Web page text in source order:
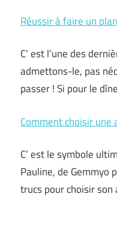
Réussir à faire un
C’ est l’une des
admettons-le, pas
passer ! Si pour le
Comment choisir une
C’ est le symbole
Pauline, de Gemmyo
trucs pour choisir